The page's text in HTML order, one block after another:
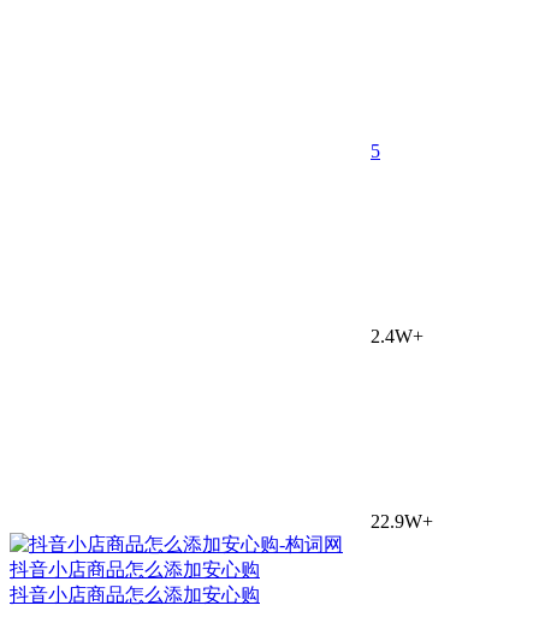
5
2.4W+
22.9W+
抖音小店商品怎么添加安心购
抖音小店商品怎么添加安心购